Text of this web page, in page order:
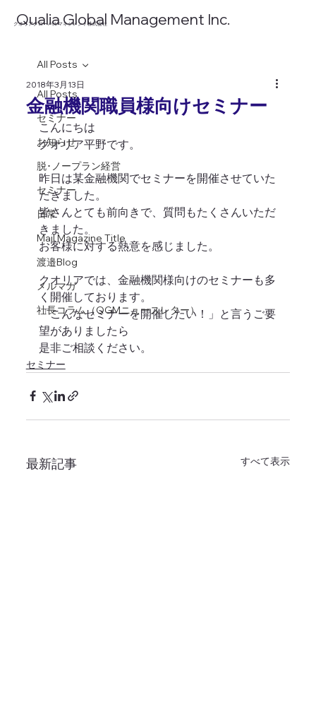
​クオリアグローバルマネジメント株式会社
​Qualia Global Management Inc.
All Posts
セミナー
お知らせ
脱･ノープラン経営
セミナー
日常
Mail Magazine Title
渡邉Blog
メルマガ
社長コラム（QGMニュースレター）
All Posts
金融機関職員様向けセミナー
2018年3月13日
こんにちは
クオリア平野です。
昨日は某金融機関でセミナーを開催させていた
だきました。
皆さんとても前向きで、質問もたくさんいただ
きました。
お客様に対する熱意を感じました。
クオリアでは、金融機関様向けのセミナーも多
く開催しております。
「こんなセミナーを開催したい！」と言うご要
望がありましたら
是非ご相談ください。
セミナー
最新記事 すべて表示